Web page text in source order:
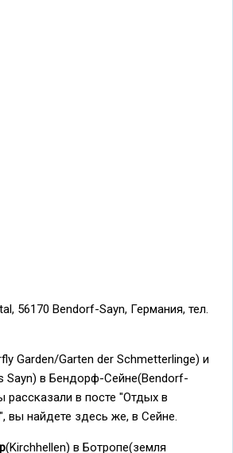
56170 Bendorf-Sayn, Германия, тел.
Garden/Garten der Schmetterlinge) и
Sayn) в Бендорф-Сейне(Bendorf-
рассказали в посте "Отдых в
вы найдете здесь же, в Сейне.
(Kirchhellen) в Ботропе(земля